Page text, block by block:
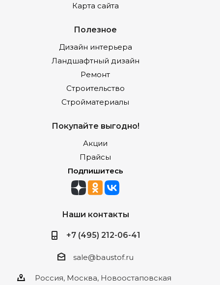
Карта сайта
Полезное
Дизайн интерьера
Ландшафтный дизайн
Ремонт
Строительство
Стройматериалы
Покупайте выгодно!
Акции
Прайсы
Подпишитесь
Наши контакты
+7 (495) 212-06-41
sale@baustof.ru
Россия, Москва, Новоостаповская